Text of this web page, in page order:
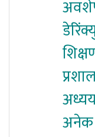
अनेक